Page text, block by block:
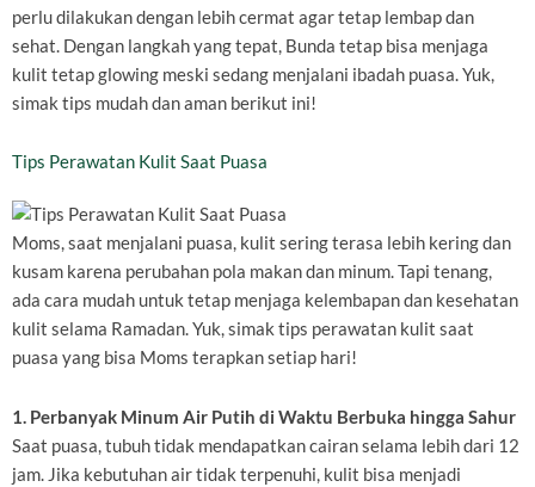
perlu dilakukan dengan lebih cermat agar tetap lembap dan
sehat. Dengan langkah yang tepat, Bunda tetap bisa menjaga
kulit tetap glowing meski sedang menjalani ibadah puasa. Yuk,
simak tips mudah dan aman berikut ini!
Tips Perawatan Kulit Saat Puasa
Moms, saat menjalani puasa, kulit sering terasa lebih kering dan
kusam karena perubahan pola makan dan minum. Tapi tenang,
ada cara mudah untuk tetap menjaga kelembapan dan kesehatan
kulit selama Ramadan. Yuk, simak tips perawatan kulit saat
puasa yang bisa Moms terapkan setiap hari!
1. Perbanyak Minum Air Putih di Waktu Berbuka hingga Sahur
Saat puasa, tubuh tidak mendapatkan cairan selama lebih dari 12
jam. Jika kebutuhan air tidak terpenuhi, kulit bisa menjadi